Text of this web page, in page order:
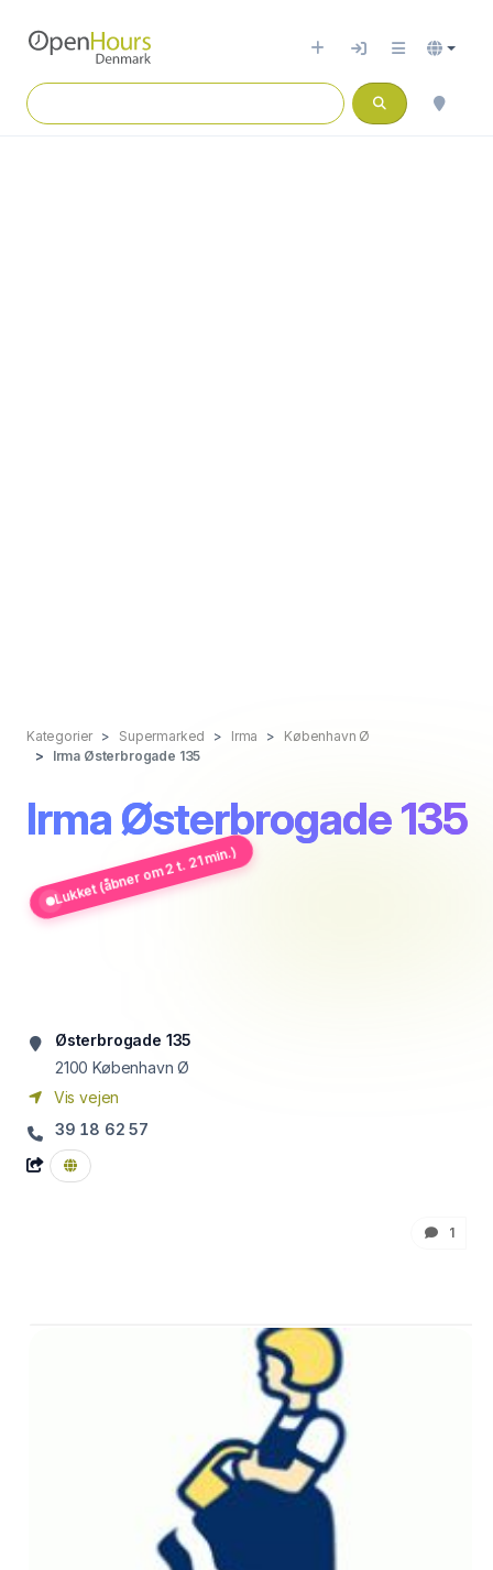
Kategorier Supermarked Irma
København Ø
Irma Østerbrogade 135
Irma Østerbrogade 135
Lukket (åbner om 2 t. 21 min.)
Østerbrogade 135
2100 København Ø
Vis vejen
39 18 62 57
1